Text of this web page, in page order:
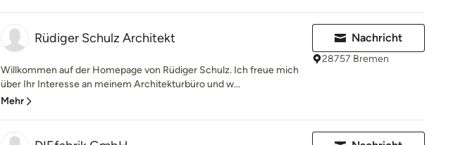
Rüdiger Schulz Architekt
Willkommen auf der Homepage von Rüdiger Schulz. Ich freue mich
über Ihr Interesse an meinem Architekturbüro und w...
Mehr
Nachricht
28757 Bremen